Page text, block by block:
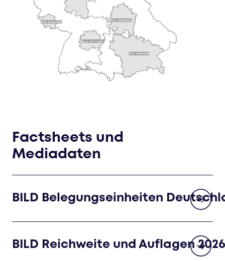
Factsheets und
Mediadaten
BILD Belegungseinheiten
BILD Reichweite und Auflagen 2026